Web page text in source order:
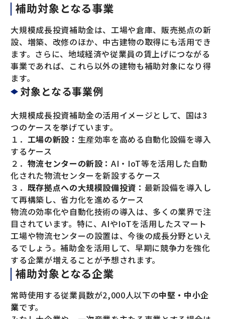
補助対象となる事業
大規模成長投資補助金は、工場や倉庫、販売拠点の新
設、増築、改修のほか、中古建物の取得にも活用でき
ます。さらに、地域経済や従業員の賃上げにつながる
事業であれば、これら以外の建物も補助対象になり得
ます。
対象となる事業例
大規模成長投資補助金の活用イメージとして、国は3
つのケースを挙げています。
１． 工場の新設： 生産効率を高める自動化設備を導入
するケース
２． 物流センターの新設：AI・IoT等を活用した自動
化された物流センターを新設するケース
３． 既存拠点への大規模設備投資： 最新設備を導入し
て再構築し、省力化を進めるケース
物流の効率化や自動化技術の導入は、多くの業界で注
目されています。特に、AIやIoTを活用したスマート
工場や物流センターの設置は、今後の成長分野といえ
るでしょう。補助金を活用して、早期に競争力を強化
する企業が増えることが予想されます。
補助対象となる企業
常時使用する従業員数が2,000人以下の中堅・中小企
業です。